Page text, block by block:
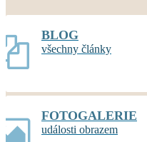
BLOG
všechny články
FOTOGALERIE
události obrazem